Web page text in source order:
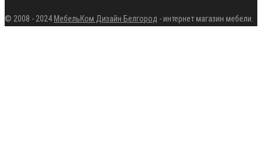
© 2008 - 2024 МебельКом Дизайн Белгород - интернет магазин мебели.